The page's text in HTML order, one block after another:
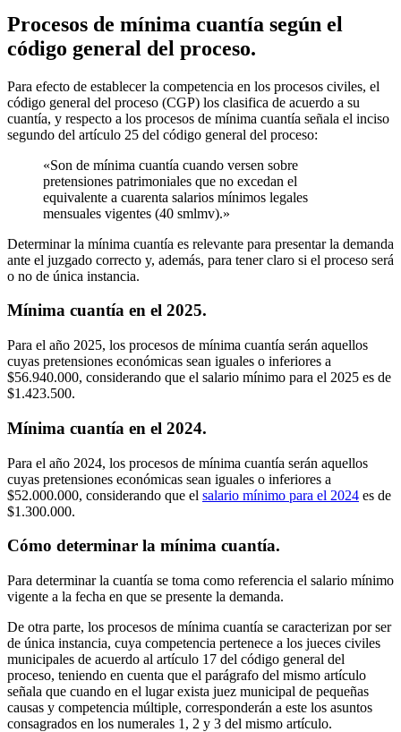
Procesos de mínima cuantía según el
código general del proceso.
Para efecto de establecer la competencia en los procesos civiles, el
código general del proceso (CGP) los clasifica de acuerdo a su
cuantía, y respecto a los procesos de mínima cuantía señala el inciso
segundo del artículo 25 del código general del proceso:
«Son de mínima cuantía cuando versen sobre
pretensiones patrimoniales que no excedan el
equivalente a cuarenta salarios mínimos legales
mensuales vigentes (40 smlmv).»
Determinar la mínima cuantía es relevante para presentar la demanda
ante el juzgado correcto y, además, para tener claro si el proceso será
o no de única instancia.
Mínima cuantía en el 2025.
Para el año 2025, los procesos de mínima cuantía serán aquellos
cuyas pretensiones económicas sean iguales o inferiores a
$56.940.000, considerando que el salario mínimo para el 2025 es de
$1.423.500.
Mínima cuantía en el 2024.
Para el año 2024, los procesos de mínima cuantía serán aquellos
cuyas pretensiones económicas sean iguales o inferiores a
$52.000.000, considerando que el salario mínimo para el 2024 es de
$1.300.000.
Cómo determinar la mínima cuantía.
Para determinar la cuantía se toma como referencia el salario mínimo
vigente a la fecha en que se presente la demanda.
De otra parte, los procesos de mínima cuantía se caracterizan por ser
de única instancia, cuya competencia pertenece a los jueces civiles
municipales de acuerdo al artículo 17 del código general del
proceso, teniendo en cuenta que el parágrafo del mismo artículo
señala que cuando en el lugar exista juez municipal de pequeñas
causas y competencia múltiple, corresponderán a este los asuntos
consagrados en los numerales 1, 2 y 3 del mismo artículo.